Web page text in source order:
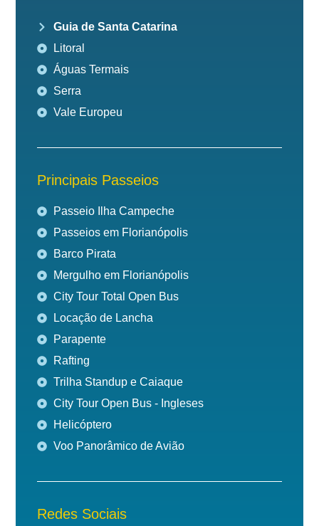
Guia de Santa Catarina
Litoral
Águas Termais
Serra
Vale Europeu
Principais Passeios
Passeio Ilha Campeche
Passeios em Florianópolis
Barco Pirata
Mergulho em Florianópolis
City Tour Total Open Bus
Locação de Lancha
Parapente
Rafting
Trilha Standup e Caiaque
City Tour Open Bus - Ingleses
Helicóptero
Voo Panorâmico de Avião
Redes Sociais